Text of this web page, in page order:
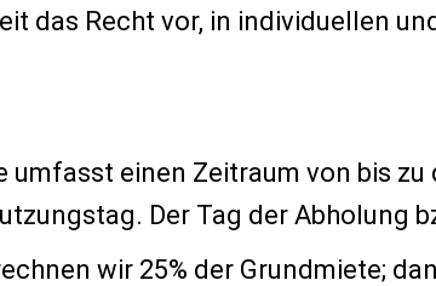
das Recht vor, in individuellen
einen Zeitraum von bis
Der Tag der Abholung
wir 25% der Grundmiete;